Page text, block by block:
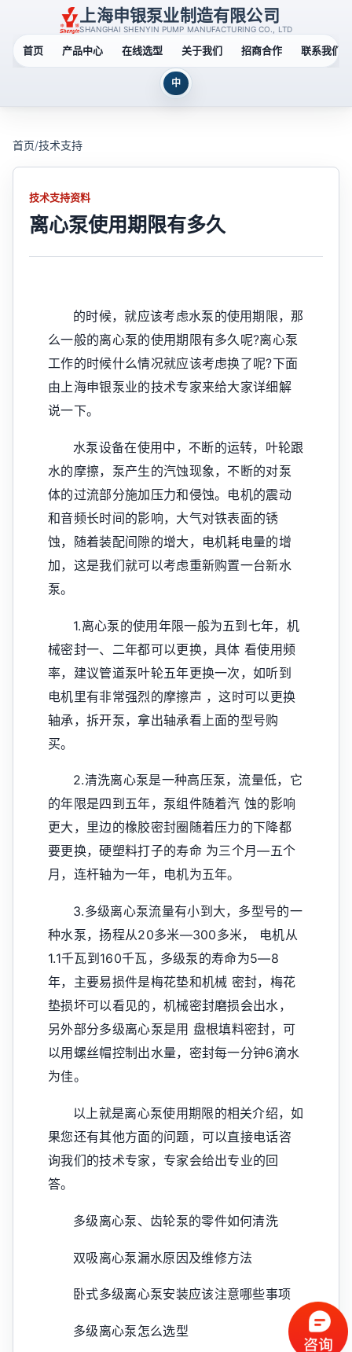
上海申银泵业制造有限公司
SHANGHAI SHENYIN PUMP MANUFACTURING CO., LTD
首页 产品中心 在线选型 关于我们 招商合作 联系我们
中
首页/技术支持
技术支持资料
离心泵使用期限有多久
的时候，就应该考虑水泵的使用期限，那
么一般的离心泵的使用期限有多久呢?离心泵
工作的时候什么情况就应该考虑换了呢?下面
由上海申银泵业的技术专家来给大家详细解
说一下。
水泵设备在使用中，不断的运转，叶轮跟
水的摩擦，泵产生的汽蚀现象，不断的对泵
体的过流部分施加压力和侵蚀。电机的震动
和音频长时间的影响，大气对铁表面的锈
蚀，随着装配间隙的增大，电机耗电量的增
加，这是我们就可以考虑重新购置一台新水
泵。
1.离心泵的使用年限一般为五到七年，机
械密封一、二年都可以更换，具体 看使用频
率，建议管道泵叶轮五年更换一次，如听到
电机里有非常强烈的摩擦声 ，这时可以更换
轴承，拆开泵，拿出轴承看上面的型号购
买。
2.清洗离心泵是一种高压泵，流量低，它
的年限是四到五年，泵组件随着汽 蚀的影响
更大，里边的橡胶密封圈随着压力的下降都
要更换，硬塑料打子的寿命 为三个月—五个
月，连杆轴为一年，电机为五年。
3.多级离心泵流量有小到大，多型号的一
种水泵，扬程从20多米—300多米， 电机从
1.1千瓦到160千瓦，多级泵的寿命为5—8
年，主要易损件是梅花垫和机械 密封，梅花
垫损坏可以看见的，机械密封磨损会出水，
另外部分多级离心泵是用 盘根填料密封，可
以用螺丝帽控制出水量，密封每一分钟6滴水
为佳。
以上就是离心泵使用期限的相关介绍，如
果您还有其他方面的问题，可以直接电话咨
询我们的技术专家，专家会给出专业的回
答。
多级离心泵、齿轮泵的零件如何清洗
双吸离心泵漏水原因及维修方法
卧式多级离心泵安装应该注意哪些事项
多级离心泵怎么选型